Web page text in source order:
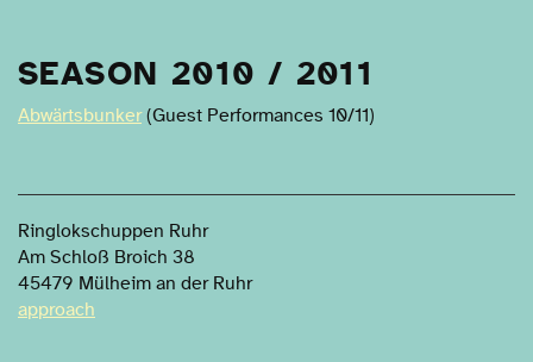
PRODUKTIONEN
SEASON 2010 / 2011
Abwärtsbunker(Guest Performances 10/11)
Ringlokschuppen Ruhr
Am Schloß Broich 38
45479 Mülheim an der Ruhr
approach